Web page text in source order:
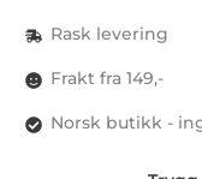
antallRask levering
Frakt fra 149,-
Norsk butikk -